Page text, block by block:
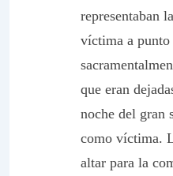
representaban
víctima a punto
que eran
noche del gran
como víctima.
altar para la